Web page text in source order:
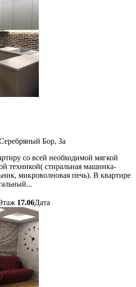
Бор, 3а
со всей необходимой мягкой
техникой( стиральная машинка-
микроволновая печь). В квартире
17.06Дата